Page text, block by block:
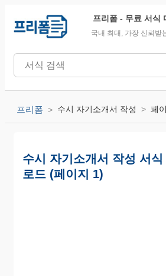
프리폼 - 무료 서식
국내 최대, 가장 신뢰받
프리폼 수시 자기소개서 작성 페
수시 자기소개서 작성 서
로드 (페이지 1)